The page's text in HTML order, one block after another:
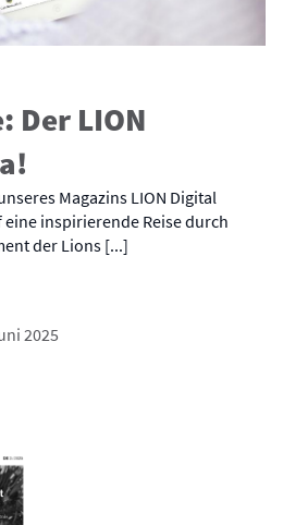
Der LION
Magazins LION Digital
inspirierende Reise durch
der Lions [...]
2025